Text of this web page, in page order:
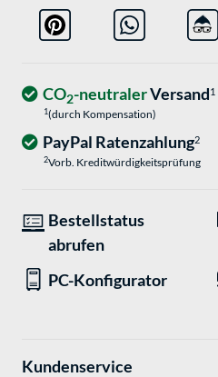
CO2-neutralerVersand1
1(durch Kompensation)
PayPal Ratenzahlung2
2Vorb. Kreditwürdigkeitsprüfung
Bestellstatus
abrufen
PC-Konfigurator
Kundenservice